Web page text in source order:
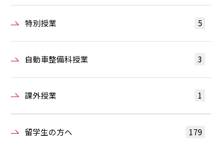
特別授業 5
自動車整備科授業 3
課外授業 1
留学生の方へ 179